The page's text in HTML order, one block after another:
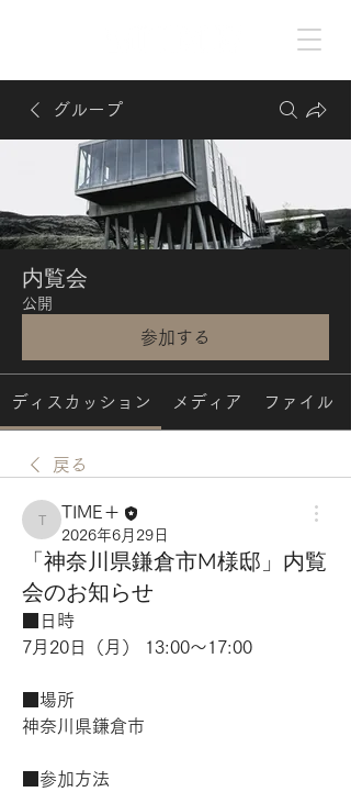
グループ
内覧会
公開
参加する
ディスカッション メディア ファイル
戻る
TIME＋
TIME＋
2026年6月29日
「神奈川県鎌倉市M様邸」内覧
会のお知らせ
■日時
7月20日（月） 13:00〜17:00
■場所
神奈川県鎌倉市
■参加方法